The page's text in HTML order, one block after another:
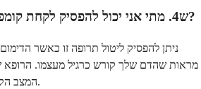
ש4. מתי אני יכול להפסיק לקחת קומפלקס נוגד קרישה מעכב?
ניתן להפסיק ליטול תרופה זו כאשר
מראות שהדם שלך קורש כרגיל מעצמו.
המצב הקליני שלך ותוצאות המעבדה.